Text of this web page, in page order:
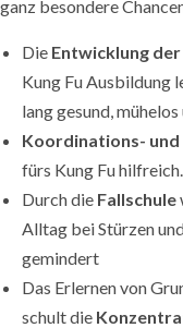
ganz besondere
Die Entwicklung
Kung Fu Ausbildung
lang gesund,
Koordinations- und
fürs Kung Fu hilfreich.
Durch die Fallschule
Alltag bei Stürzen
gemindert
Das Erlernen von
schult die